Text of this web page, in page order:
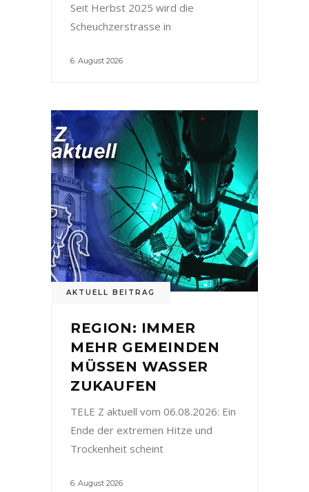
Seit Herbst 2025 wird die
Scheuchzerstrasse in
6. August 2026
AKTUELL BEITRAG
REGION: IMMER
MEHR GEMEINDEN
MÜSSEN WASSER
ZUKAUFEN
TELE Z aktuell vom 06.08.2026: Ein
Ende der extremen Hitze und
Trockenheit scheint
6. August 2026